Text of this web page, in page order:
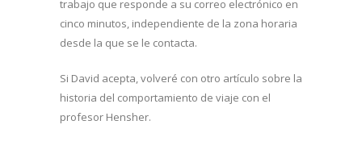
trabajo que responde a su correo electrónico en
cinco minutos, independiente de la zona horaria
desde la que se le contacta.
Si David acepta, volveré con otro artículo sobre la
historia del comportamiento de viaje con el
profesor Hensher.